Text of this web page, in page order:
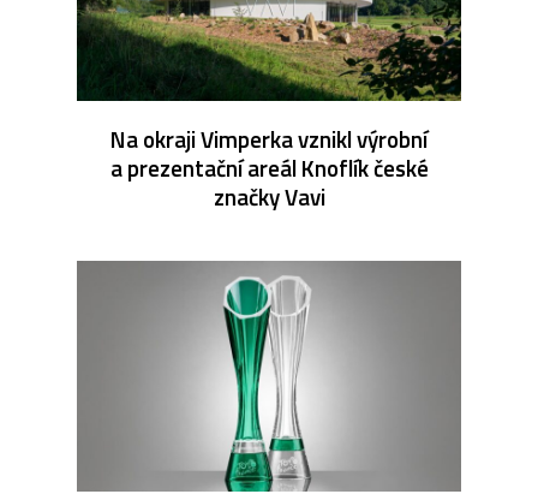
Na okraji Vimperka vznikl výrobní
a prezentační areál Knoflík české
značky Vavi